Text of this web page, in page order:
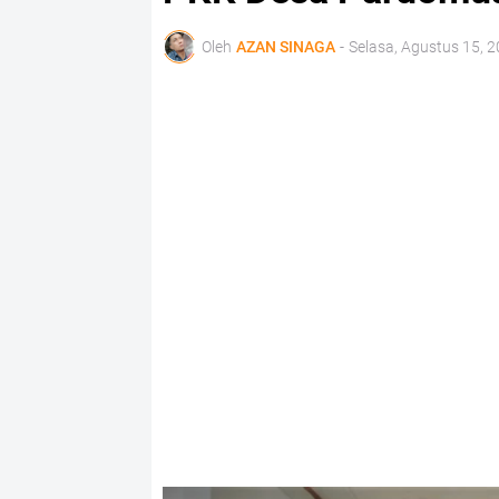
Oleh AZAN SINAGA - Selasa, Agustus 15,